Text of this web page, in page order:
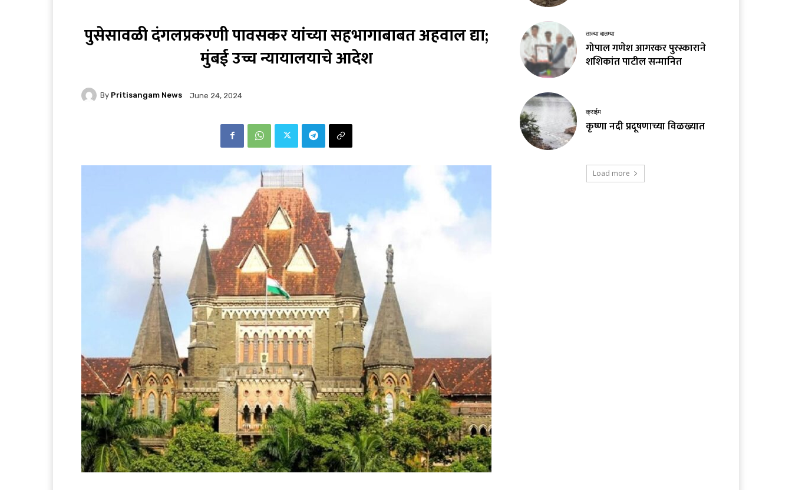
पुसेसावळी दंगलप्रकरणी पावसकर यांच्या सहभागाबाबत अहवाल द्या;
मुंबई उच्च न्यायालयाचे आदेश
By Pritisangam News June 24, 2024
ताज्या बातम्या
गोपाल गणेश आगरकर पुरस्काराने
शशिकांत पाटील सन्मानित
क्राईम
कृष्णा नदी प्रदूषणाच्या विळख्यात
Load more